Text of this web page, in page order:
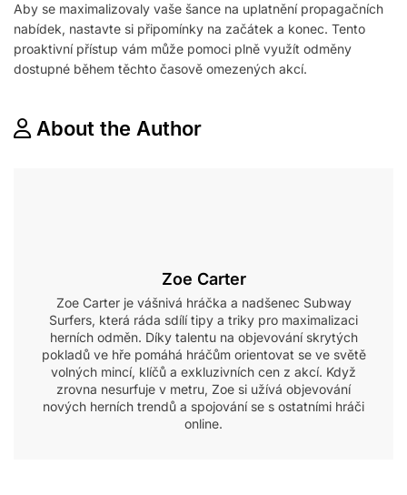
Aby se maximalizovaly vaše šance na uplatnění propagačních
nabídek, nastavte si připomínky na začátek a konec. Tento
proaktivní přístup vám může pomoci plně využít odměny
dostupné během těchto časově omezených akcí.
About the Author
Zoe Carter
Zoe Carter je vášnivá hráčka a nadšenec Subway
Surfers, která ráda sdílí tipy a triky pro maximalizaci
herních odměn. Díky talentu na objevování skrytých
pokladů ve hře pomáhá hráčům orientovat se ve světě
volných mincí, klíčů a exkluzivních cen z akcí. Když
zrovna nesurfuje v metru, Zoe si užívá objevování
nových herních trendů a spojování se s ostatními hráči
online.